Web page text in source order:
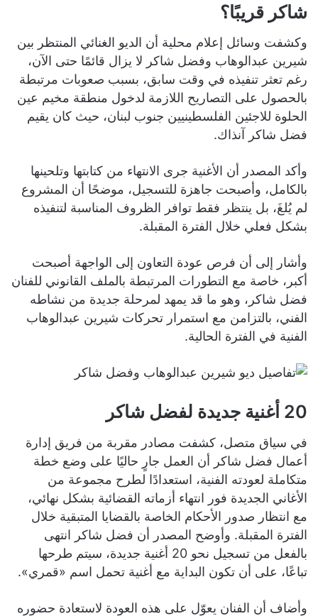
شاكر قريبًا؟
وكشفت وسائل إعلام محلية أن الديو الغنائي المنتظر بين
شيرين عبدالوهاب وفضل شاكر لا يزال قائمًا حتى الآن،
رغم تعثر تنفيذه في وقت سابق، بسبب صعوبات مرتبطة
بالحصول على التصاريح اللازمة لدخول منطقة مخيم عين
الحلوة للاجئين الفلسطينيين جنوب لبنان، حيث كان يقيم
فضل شاكر آنذاك.
وأكد المصدر أن الأغنية جرى الانتهاء من كتابتها وتلحينها
بالكامل، وأصبحت جاهزة للتسجيل، موضحًا أن المشروع
لم يُلغَ، بل ينتظر فقط توافر الظروف المناسبة لتنفيذه
بشكل فعلي خلال الفترة المقبلة.
وأشار إلى أن فرص عودة التعاون إلى الواجهة أصبحت
أكبر، خاصة مع التطورات المرتبطة بالملف القانوني للفنان
فضل شاكر، وهو ما قد يمهد لمرحلة جديدة من نشاطه
الفني، بالتزامن مع استمرار تحركات شيرين عبدالوهاب
الفنية في الفترة الحالية.
20 أغنية جديدة لفضل شاكر
في سياق متصل، كشفت مصادر مقربة من فريق إدارة
أعمال فضل شاكر أن العمل جارٍ حاليًا على وضع خطة
متكاملة لعودته الفنية، استعدادًا لطرح مجموعة من
الأغاني الجديدة فور انتهاء أزماته القضائية بشكل نهائي،
مع انتظار صدور الأحكام الخاصة بالقضايا المتبقية خلال
الفترة المقبلة. وأوضح المصدر أن فضل شاكر انتهى
بالفعل من تسجيل نحو 20 أغنية جديدة، سيتم طرحها
تباعًا، على أن تكون البداية مع أغنية تحمل اسم «قمري».
وأضاف أن الفنان يعوّل على هذه العودة لاستعادة حضوره